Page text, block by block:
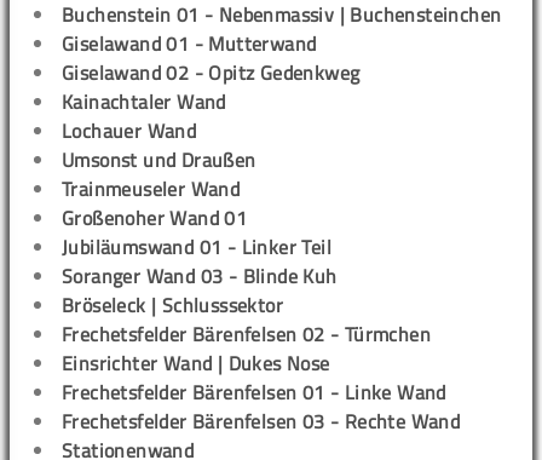
Buchenstein 01 - Nebenmassiv | Buchensteinchen
Giselawand 01 - Mutterwand
Giselawand 02 - Opitz Gedenkweg
Kainachtaler Wand
Lochauer Wand
Umsonst und Draußen
Trainmeuseler Wand
Großenoher Wand 01
Jubiläumswand 01 - Linker Teil
Soranger Wand 03 - Blinde Kuh
Bröseleck | Schlusssektor
Frechetsfelder Bärenfelsen 02 - Türmchen
Einsrichter Wand | Dukes Nose
Frechetsfelder Bärenfelsen 01 - Linke Wand
Frechetsfelder Bärenfelsen 03 - Rechte Wand
Stationenwand